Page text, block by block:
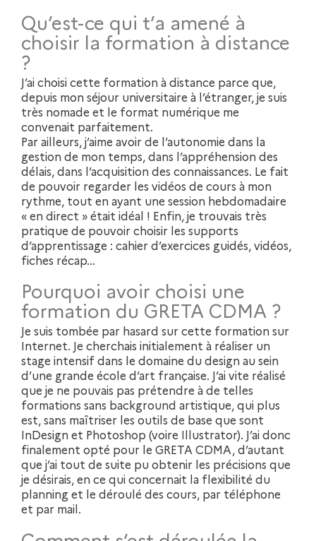
Qu’est-ce qui t’a amené à
choisir la formation à distance
?
J’ai choisi cette formation à distance parce que,
depuis mon séjour universitaire à l’étranger, je suis
très nomade et le format numérique me
convenait parfaitement.
Par ailleurs, j’aime avoir de l’autonomie dans la
gestion de mon temps, dans l’appréhension des
délais, dans l’acquisition des connaissances. Le fait
de pouvoir regarder les vidéos de cours à mon
rythme, tout en ayant une session hebdomadaire
« en direct » était idéal ! Enfin, je trouvais très
pratique de pouvoir choisir les supports
d’apprentissage : cahier d’exercices guidés, vidéos,
fiches récap…
Pourquoi avoir choisi une
formation du GRETA CDMA ?
Je suis tombée par hasard sur cette formation sur
Internet. Je cherchais initialement à réaliser un
stage intensif dans le domaine du design au sein
d’une grande école d’art française. J’ai vite réalisé
que je ne pouvais pas prétendre à de telles
formations sans background artistique, qui plus
est, sans maîtriser les outils de base que sont
InDesign et Photoshop (voire Illustrator). J’ai donc
finalement opté pour le GRETA CDMA, d’autant
que j’ai tout de suite pu obtenir les précisions que
je désirais, en ce qui concernait la flexibilité du
planning et le déroulé des cours, par téléphone
et par mail.